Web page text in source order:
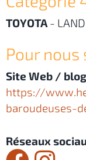
TOYOTA -
Pour nous
Site Web / blog
https://
baroudeuses-
Réseaux